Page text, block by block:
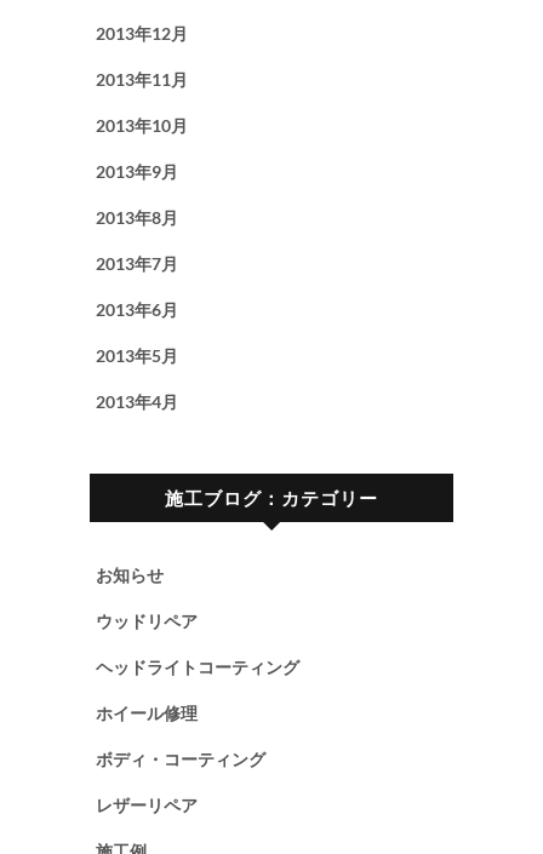
2013年12月
2013年11月
2013年10月
2013年9月
2013年8月
2013年7月
2013年6月
2013年5月
2013年4月
施工ブログ：カテゴリー
お知らせ
ウッドリペア
ヘッドライトコーティング
ホイール修理
ボディ・コーティング
レザーリペア